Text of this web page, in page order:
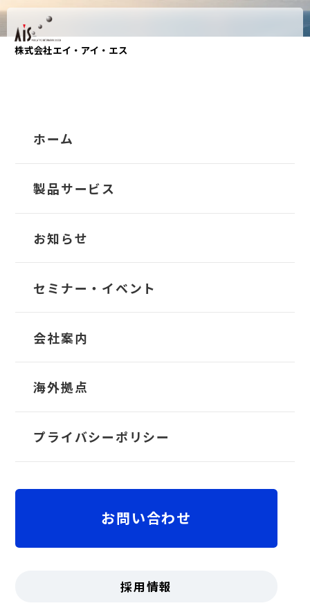
株式会社エイ・アイ・エス
ホーム
製品サービス
TRANS-Account
TRANS-Owner
TRANS-Operator
お知らせ
セミナー・イベント
会社案内
会社概要
社長メッセージ
海外拠点
プライバシーポリシー
お問い合わせ
採用情報
された、 海運ビジネスをサポートする日本発の海
ットし、 安心かつ効率的な運用を支援する勤怠管
TRANSシリーズ